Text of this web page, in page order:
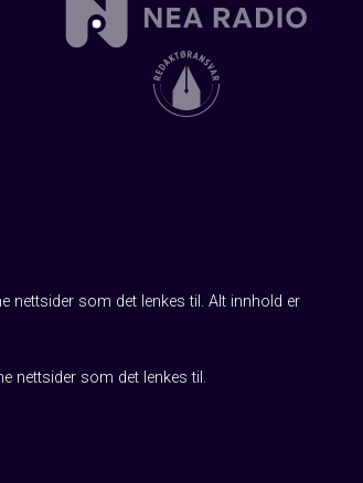
nettsider som det lenkes til. Alt innhold er
nettsider som det lenkes til.